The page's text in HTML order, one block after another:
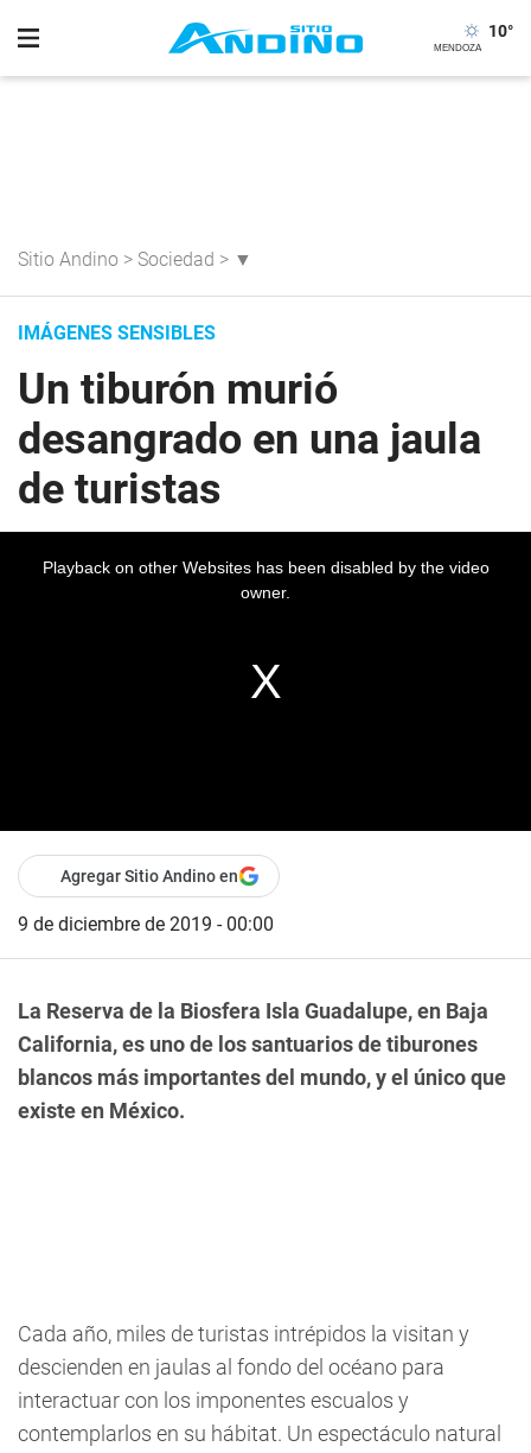
10°
Sitio Andino > Sociedad > ▼
IMÁGENES SENSIBLES
Un tiburón murió
desangrado en una jaula
de turistas
Playback on other Websites has been disabled by the video
owner.
Agregar Sitio Andino en
9 de diciembre de 2019 - 00:00
La Reserva de la Biosfera Isla Guadalupe, en Baja
California, es uno de los santuarios de tiburones
blancos más importantes del mundo, y el único que
existe en México.
Cada año, miles de turistas intrépidos la visitan y
descienden en jaulas al fondo del océano para
interactuar con los imponentes escualos y
contemplarlos en su hábitat. Un espectáculo natural